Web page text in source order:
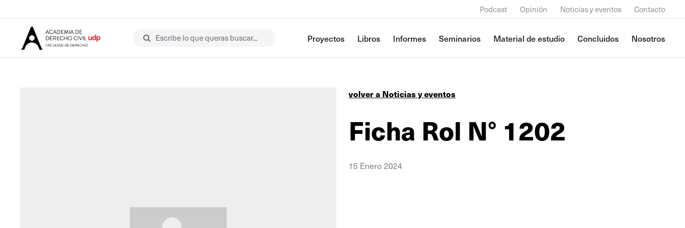
Podcast Opinión Noticias y eventos Contacto
Escribe lo que queras buscar... Proyectos Libros Informes Seminarios Material de estudio Concluidos Nosotros
volver a Noticias y eventos
Ficha Rol N° 1202
15 Enero 2024